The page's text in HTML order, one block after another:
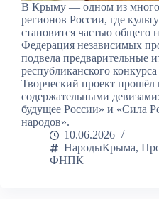
В Крыму — одном из
регионов России, где
становится частью общего
Федерация независимых
подвела предварительные
республиканского
Творческий проект прошёл
содержательными
будущее России» и «Сила
народов».
10.06.2026
НародыКрыма,
ФНПК